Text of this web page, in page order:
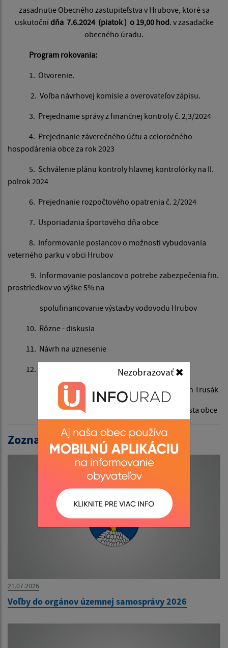
Nezobrazovať
zasadnutie Obecného zastupiteľstva v Hrubove, ktoré sa
uskutočnídňa 7.6.2024 (piatok ) o 19,00 hod. v zasadačke
obecného úradu.
Program rokovania:
1. Otvorenie.
2. Voľba návrhovej komisie a overovateľov zápisu.
3. Prejednanie správy z finančnej kontroly č. 2,3/2024
4. Prejednanie záverečného účtu a celoročného
hospodárenia obce za rok 2023
5. Schválenie plánu kontroly hlavnej kontrolórky na II.
polrok 2024
6. Prejednanie rozpočtového opatrenia č. 2/2024
7. Usporiadania športového dňa obce
8. Informovanie poslancov o možnosti vybudovania
veterného parku v obci Hrubov
9. Informovanie poslancov o potrebe zabezpečenia fin.
prostriedkov vo výške 5% na
spolufinancovanie výstavby vodovodu Hrubov
10. Rôzne - diskusia
11. Návrh na uznesenie
12. Záver
Štefan Trusák
starosta obce
Zoznam aktualít:
21.07.2026
Voľby do orgánov územnej samosprávy 2026